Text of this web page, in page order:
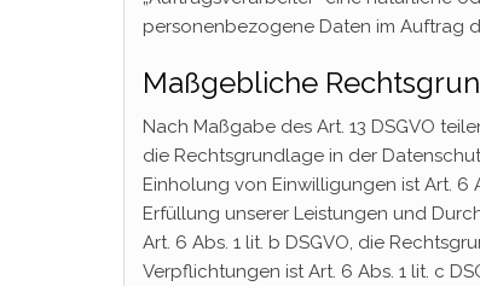
personenbezogene Daten im Auftrag
Maßgebliche
Nach Maßgabe des Art. 13 DSGVO
die Rechtsgrundlage in der
Einholung von Einwilligungen ist Art. 6
Erfüllung unserer Leistungen und
Art. 6 Abs. 1 lit. b DSGVO, die
Verpflichtungen ist Art. 6 Abs. 1 lit. c